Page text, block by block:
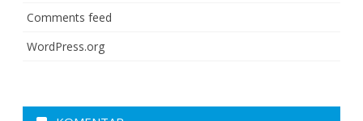
Comments feed
WordPress.org